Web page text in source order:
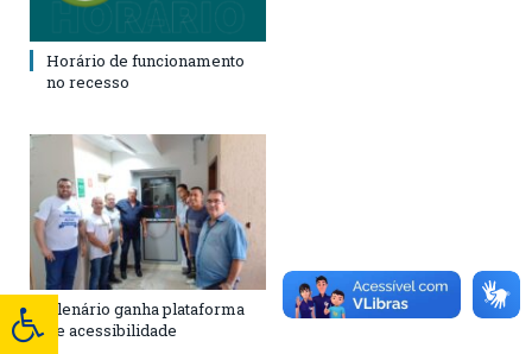
Horário de funcionamento
no recesso
Plenário ganha plataforma
de acessibilidade